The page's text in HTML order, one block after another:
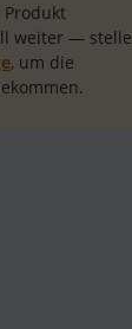
Produkt
weiter — stelle
, um die